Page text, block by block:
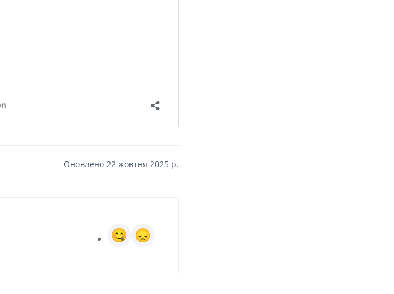
Оновлено 22 жовтня 2025 р.